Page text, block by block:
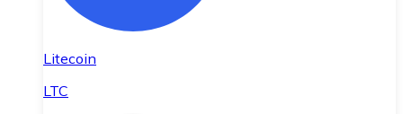
Litecoin
LTC